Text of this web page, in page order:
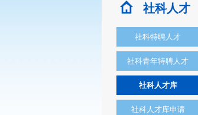
社科人才
社科特聘人才
社科青年特聘人才
社科人才库
社科人才库申请